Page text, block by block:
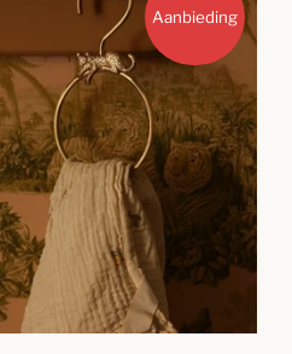
Aanbieding
SNELLE
BLIK